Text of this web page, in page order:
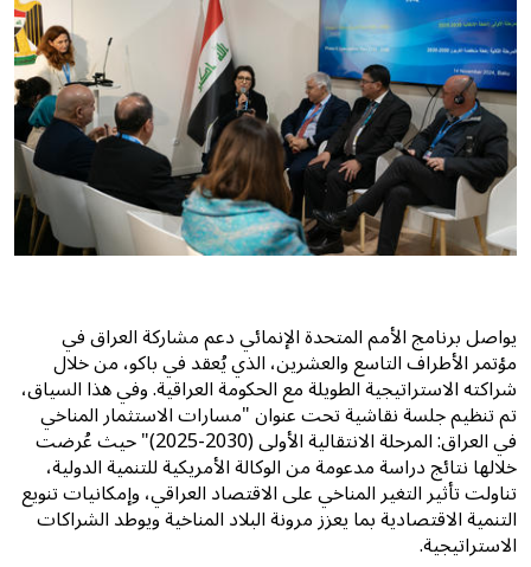
يواصل برنامج الأمم المتحدة الإنمائي دعم مشاركة العراق في
مؤتمر الأطراف التاسع والعشرين، الذي يُعقد في باكو، من خلال
شراكته الاستراتيجية الطويلة مع الحكومة العراقية. وفي هذا السياق،
تم تنظيم جلسة نقاشية تحت عنوان"مسارات الاستثمار المناخي
في العراق: المرحلة الانتقالية الأولى (2030-2025) " حيث عُرضت
خلالها نتائج دراسة مدعومة من الوكالة الأمريكية للتنمية الدولية،
تناولت تأثير التغير المناخي على الاقتصاد العراقي، وإمكانيات تنويع
التنمية الاقتصادية بما يعزز مرونة البلاد المناخية ويوطد الشراكات
الاستراتيجية.